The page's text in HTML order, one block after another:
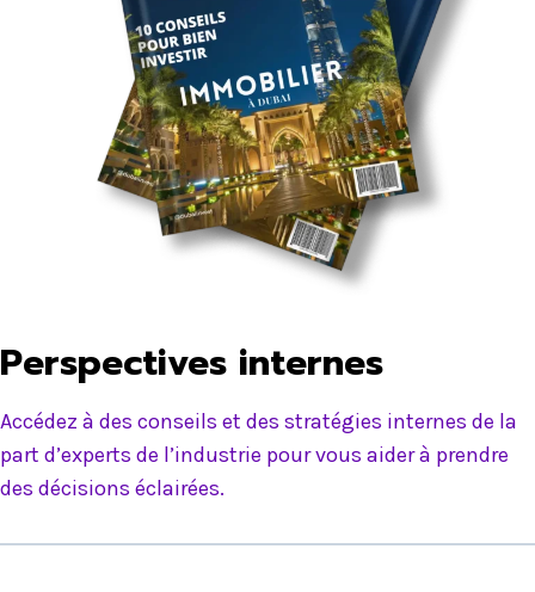
Perspectives internes
Accédez à des conseils et des stratégies internes de la
part d’experts de l’industrie pour vous aider à prendre
des décisions éclairées.